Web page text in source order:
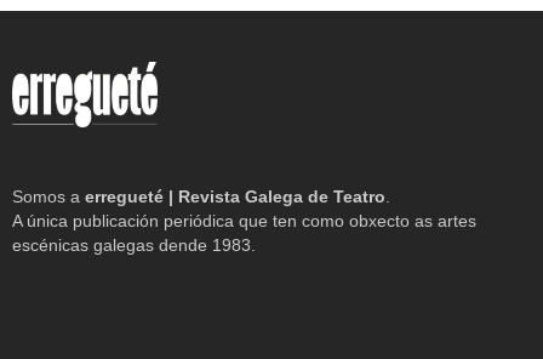
Somos a erregueté | Revista Galega de Teatro
A única publicación periódica que ten como obxecto as artes
escénicas galegas dende 1983.